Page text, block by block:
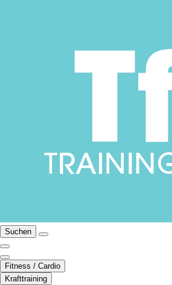
Suchen
Fitness / Cardio
Krafttraining